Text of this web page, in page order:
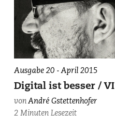
Philipp
Auchter,
Mateusz
Cwik,
Krystina
Schaub,
Philipp
Theisohn,
Ausgabe 20 - April 2015
Digital ist besser / VI
vonAndré Gstettenhofer
2 Minuten Lesezeit